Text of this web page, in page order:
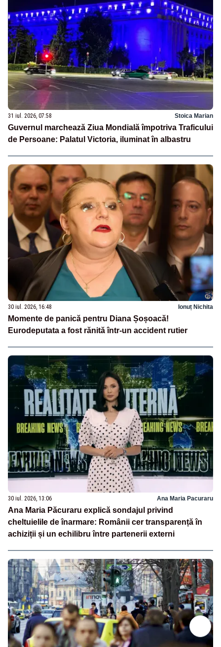
31 iul. 2026, 07:58 Stoica Marian
Guvernul marchează Ziua Mondială împotriva Traficului
de Persoane: Palatul Victoria, iluminat în albastru
30 iul. 2026, 16:48 Ionuț Nichita
Momente de panică pentru Diana Șoșoacă!
Eurodeputata a fost rănită într-un accident rutier
30 iul. 2026, 13:06 Ana Maria Pacuraru
Ana Maria Păcuraru explică sondajul privind
cheltuielile de înarmare: Românii cer transparență în
achiziții și un echilibru între partenerii externi